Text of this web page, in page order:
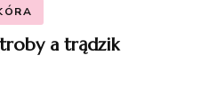
a trądzik